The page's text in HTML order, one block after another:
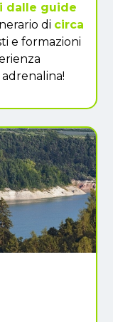
dalle guide
di circa
e formazioni